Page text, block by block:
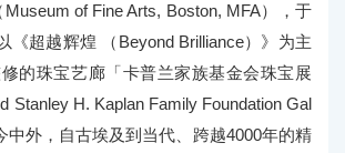
of Fine Arts, Boston, MFA），于
《超越辉煌 （Beyond Brilliance）》为主
的珠宝艺廊「卡普兰家族基金会珠宝展
Stanley H. Kaplan Family Foundation Gal
中外，自古埃及到当代、跨越4000年的精